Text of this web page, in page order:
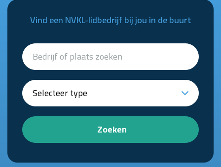
Vind een NVKL-lidbedrijf bij jou in de buurt
Zoeken